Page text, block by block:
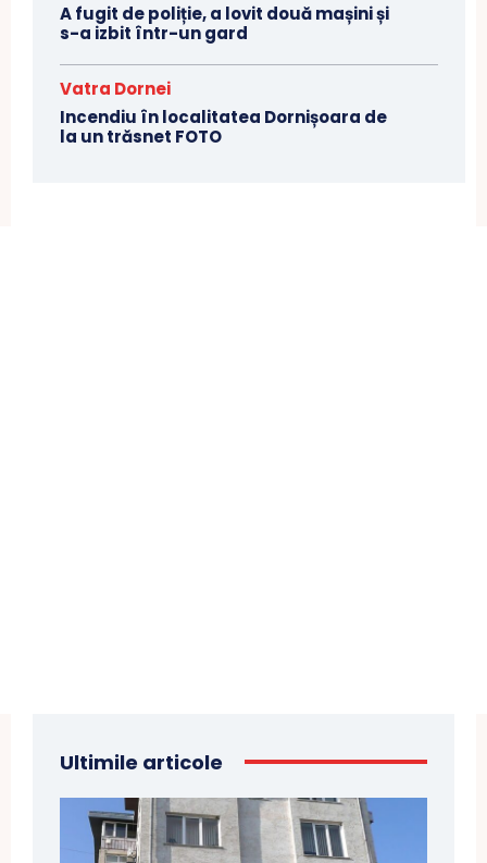
A fugit de poliție, a lovit două mașini și
s-a izbit într-un gard
Vatra Dornei
Incendiu în localitatea Dornișoara de
la un trăsnet FOTO
Ultimile articole